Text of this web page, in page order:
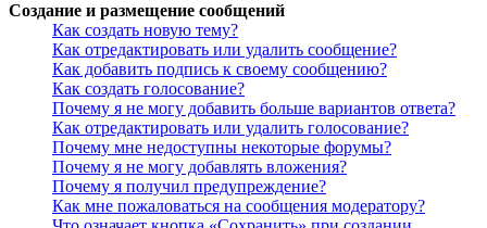
Создание и размещение сообщений
Как создать новую тему?
Как отредактировать или удалить сообщение?
Как добавить подпись к своему сообщению?
Как создать голосование?
Почему я не могу добавить больше вариантов ответа?
Как отредактировать или удалить голосование?
Почему мне недоступны некоторые форумы?
Почему я не могу добавлять вложения?
Почему я получил предупреждение?
Как мне пожаловаться на сообщения модератору?